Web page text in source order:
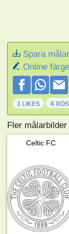
Spara
Online
3 LIKES 4
Fler
Celtic FC